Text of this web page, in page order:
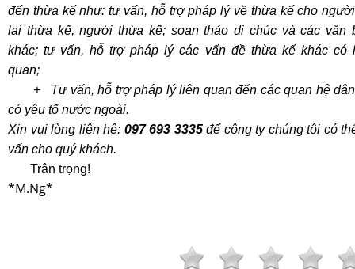
đến thừa kế như: tư vấn, hỗ trợ pháp lý về thừa kế cho
lại thừa kế, người thừa kế; soạn thảo di chúc và các văn
khác; tư vấn, hỗ trợ pháp lý các vấn đề thừa kế khác có
quan;
+ Tư vấn, hỗ trợ pháp lý liên quan đến các quan hệ
có yêu tố nước ngoài.
Xin vui lòng liênhệ: 097 693 3335để công ty chúng tôi có
vấn cho quý khách.
Trân trọng!
*M.Ng*